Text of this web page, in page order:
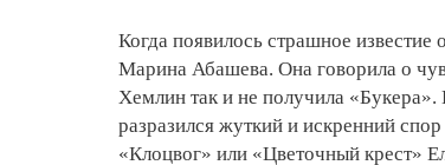
Когда появилось страшное
Марина Абашева. Она говорила о
Хемлин так и не получила
разразился жуткий и искренний
«Клоцвог» или «Цветочный крест»